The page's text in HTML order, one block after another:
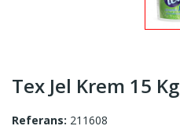
Tex Jel Krem 15 Kg
Referans: 211608